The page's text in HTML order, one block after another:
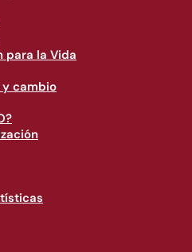
para la Vida
cambio